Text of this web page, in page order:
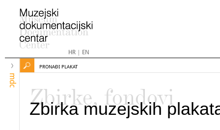
HR| EN
mdc
PRONAĐI PLAKAT
Zbirke, fondovi
Zbirka muzejskih